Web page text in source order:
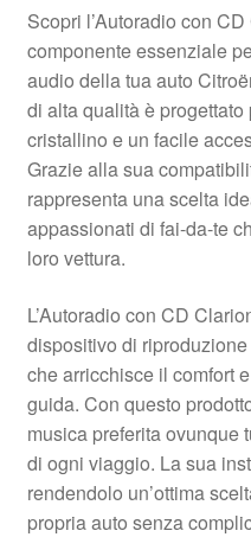
Il mio account
Pagamenti
Politica sulla riservatezza
Procedura di Reclamo
Registratore di cassa
Rimostranza
Spedizione in tutto il mondo
Termini e condizioni
Scopri l’Autoradio con
componente essenziale
audio della tua auto
di alta qualità è
cristallino e un facile
Grazie alla sua
rappresenta una scelta
appassionati di fai-da-te
loro vettura.
L’Autoradio con CD
dispositivo di
che arricchisce il comfort
guida. Con questo
musica preferita ovunque
di ogni viaggio. La sua
rendendolo un’ottima
propria auto senza